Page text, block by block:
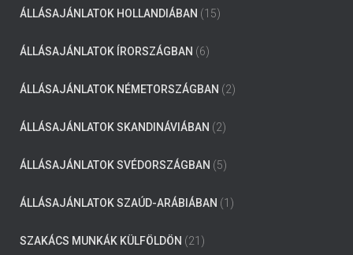
ÁLLÁSAJÁNLATOK HOLLANDIÁBAN (15)
ÁLLÁSAJÁNLATOK ÍRORSZÁGBAN (6)
ÁLLÁSAJÁNLATOK NÉMETORSZÁGBAN (2)
ÁLLÁSAJÁNLATOK SKANDINÁVIÁBAN (2)
ÁLLÁSAJÁNLATOK SVÉDORSZÁGBAN (5)
ÁLLÁSAJÁNLATOK SZAÚD-ARÁBIÁBAN (1)
SZAKÁCS MUNKÁK KÜLFÖLDÖN (21)